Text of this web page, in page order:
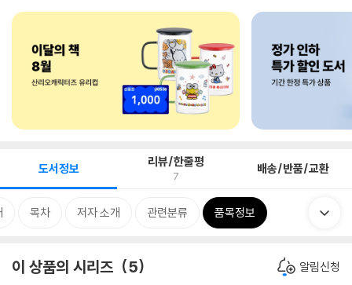
도서정보 리뷰/한줄평
7 배송/반품/교환
목차 저자 소개 관련분류 품목정보
이 상품의 시리즈 5 알림신청